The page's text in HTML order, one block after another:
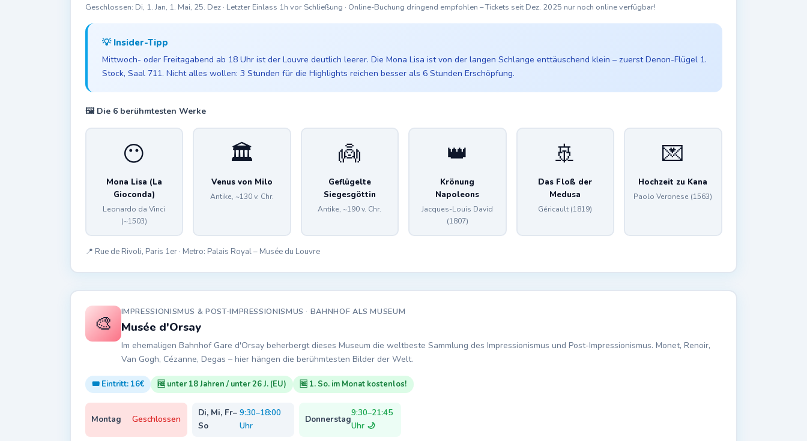
Geschlossen: Di, 1. Jan, 1. Mai, 25. Dez · Letzter Einlass 1h vor Schließung · Online-Buchung dringend empfohlen – Tickets seit Dez. 2025 nur noch online verfügbar!
💡 Insider-Tipp
Mittwoch- oder Freitagabend ab 18 Uhr ist der Louvre deutlich leerer. Die Mona Lisa ist von der langen Schlange enttäuschend klein – zuerst Denon-Flügel 1.
Stock, Saal 711. Nicht alles wollen: 3 Stunden für die Highlights reichen besser als 6 Stunden Erschöpfung.
🖼️ Die 6 berühmtesten Werke
😶
Mona Lisa (La
Gioconda)
Leonardo da Vinci
(~1503)
🏛️
Venus von Milo
Antike, ~130 v. Chr.
👼
Geflügelte
Siegesgöttin
Antike, ~190 v. Chr.
👑
Krönung
Napoleons
Jacques-Louis David
(1807)
🚢
Das Floß der
Medusa
Géricault (1819)
💌
Hochzeit zu Kana
Paolo Veronese (1563)
📍 Rue de Rivoli, Paris 1er · Metro: Palais Royal – Musée du Louvre
🎨 IMPRESSIONISMUS & POST-IMPRESSIONISMUS · BAHNHOF ALS MUSEUM
Musée d'Orsay
Im ehemaligen Bahnhof Gare d'Orsay beherbergt dieses Museum die weltbeste Sammlung des Impressionismus und Post-Impressionismus. Monet, Renoir,
Van Gogh, Cézanne, Degas – hier hängen die berühmtesten Bilder der Welt.
🎟️ Eintritt: 16€ 🆓 unter 18 Jahren / unter 26 J. (EU) 🆓 1. So. im Monat kostenlos!
Montag Geschlossen
Di, Mi, Fr–
So
9:30–18:00
Uhr
Donnerstag
9:30–21:45
Uhr 🌙